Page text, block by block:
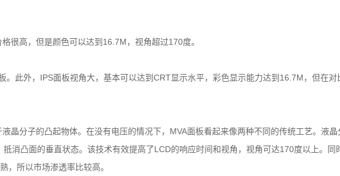
很高，但是颜色可以达到16.7M，视角超过170度。
。此外，IPS面板视角大，基本可以达到CRT显示水平，彩色显示能力达到16.7M，但在对
晶分子的凸起物体。在没有电压的情况下，MVA面板看起来像两种不同的传统工艺。液
消凸面的垂直状态。该技术有效提高了LCD的响应时间和视角，视角可达170度以上。同
，所以市场渗透率比较高。